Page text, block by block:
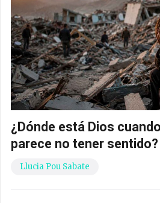
¿Dónde está Dios
parece no tener sentido?
Llucia Pou Sabate